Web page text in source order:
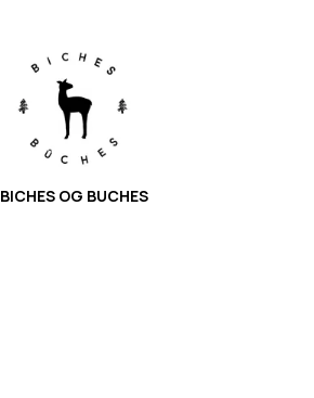
BICHES OG BUCHES